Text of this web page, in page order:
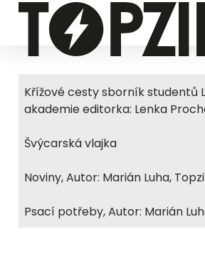
Křížové cesty sborník studentů
akademie editorka: Lenka
Švýcarská vlajka
Noviny, Autor: Marián Luha,
Psací potřeby, Autor: Marián